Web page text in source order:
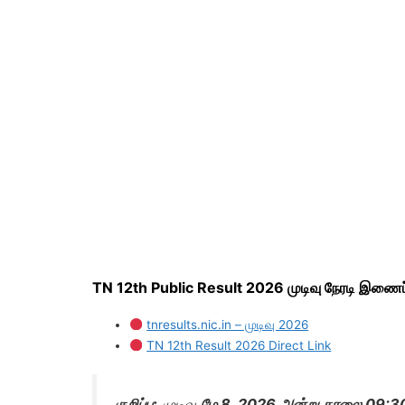
TN 12th Public Result 2026 முடிவு நேரடி
tnresults.nic.in – முடிவு 2026
TN 12th Result 2026 Direct Link